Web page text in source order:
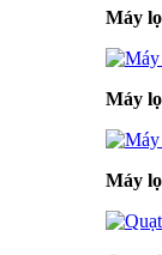
Máy
Máy
Máy